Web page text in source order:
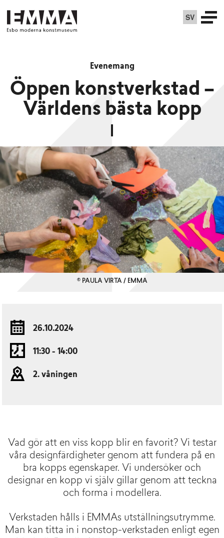
SV
Evenemang
Öppen konstverkstad –
Världens bästa kopp
© PAULA VIRTA / EMMA
26.10.2024
11:30 - 14:00
2. våningen
Vad gör att en viss kopp blir en favorit? Vi testar
våra designfärdigheter genom att fundera på en
bra kopps egenskaper. Vi undersöker och
designar en kopp vi själv gillar genom att teckna
och forma i modellera.
Verkstaden hålls i EMMAs utställningsutrymme.
Man kan titta in i nonstop-verkstaden enligt egen